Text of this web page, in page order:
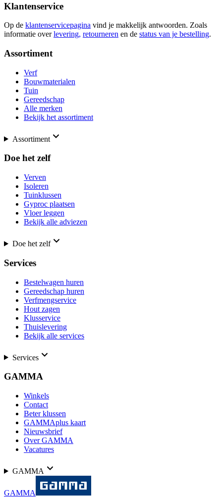
Klantenservice
Op de klantenservicepagina vind je makkelijk antwoorden. Zoals
informatie over levering, retourneren en de status van je bestelling.
Assortiment
Verf
Bouwmaterialen
Tuin
Gereedschap
Alle merken
Bekijk het assortiment
Assortiment
Doe het zelf
Verven
Isoleren
Tuinklussen
Gyproc plaatsen
Vloer leggen
Bekijk alle adviezen
Doe het zelf
Services
Bestelwagen huren
Gereedschap huren
Verfmengservice
Hout zagen
Klusservice
Thuislevering
Bekijk alle services
Services
GAMMA
Winkels
Contact
Beter klussen
GAMMAplus kaart
Nieuwsbrief
Over GAMMA
Vacatures
GAMMA
GAMMA